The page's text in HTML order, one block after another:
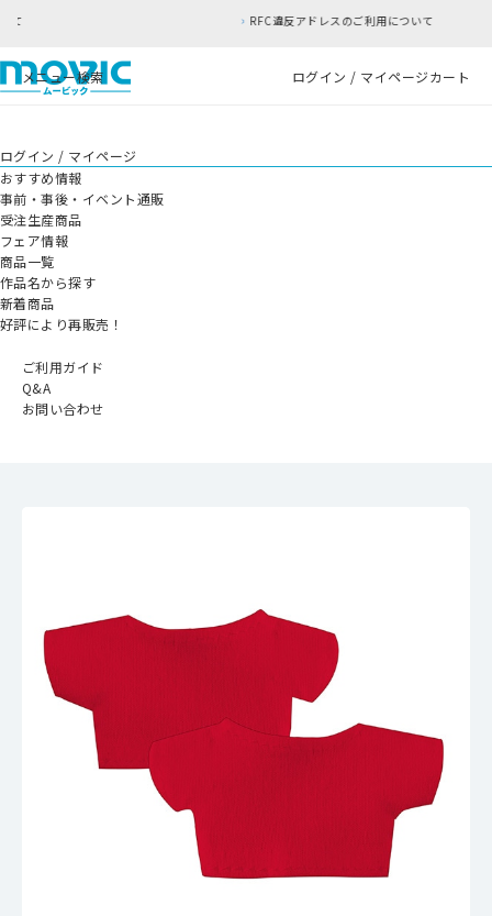
RFC違反アドレスのご利用について
メニュー検索 ログイン / マイページカート
ログイン / マイページ
おすすめ情報
事前・事後・イベント通販
受注生産商品
フェア情報
商品一覧
作品名から探す
新着商品
好評により再販売！
ご利用ガイド
Q&A
お問い合わせ